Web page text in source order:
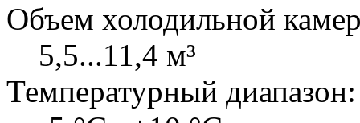
Объем холодильной
5,5...11,4 м³
Температурный диапазон: